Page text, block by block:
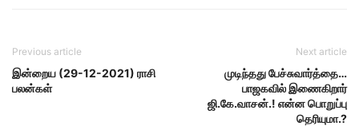
Previous article
இன்றைய (29-12-2021) ராசி
பலன்கள்
Next article
முடிந்தது பேச்சுவார்த்தை…
பாஜகவில் இணைகிறார்
ஜி.கே.வாசன்.! என்ன பொறுப்பு
தெரியுமா.?